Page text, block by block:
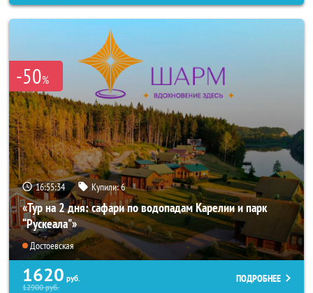
-50%
16:55:32 Купили:6
«Тур на 2 дня: сафари по водопадам Карелии и парк
“Рускеала"»
Достоевская
1620 руб.
12900руб.
ПОДРОБНЕЕ